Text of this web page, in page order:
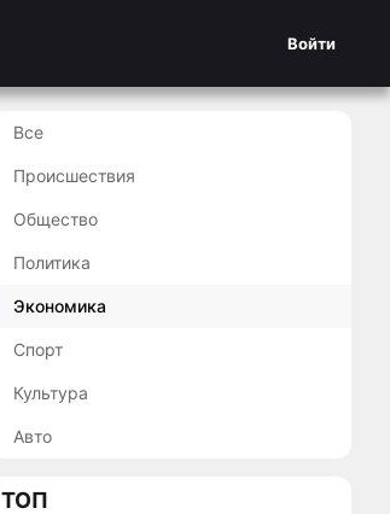
Войти
Все
Происшествия
Общество
Политика
Экономика
Спорт
Культура
Авто
ТОП